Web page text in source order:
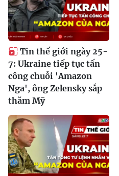
Tin thế giới ngày 25-
7: Ukraine tiếp tục tấn
công chuỗi 'Amazon
Nga', ông Zelensky sắp
thăm Mỹ